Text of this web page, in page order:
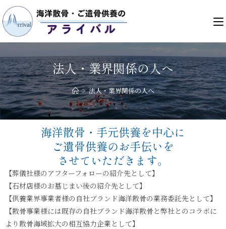
法人・業界関係の人へ
> 法人・業界関係の人へ
海洋散骨・手元供養を中心に
ご遺骨供養のお手伝いを
させていただきます。
【葬儀社様のアフターフォローの紹介先として】
【石材店様のお墓じまい後の紹介先として】
【供養業界事業者様の自社ブランド海洋散骨の業務委託先として】
【散骨事業様には既存の自社ブランド海洋散骨と弊社とのコラボに
より散骨海域拡大の相互協力企業として】